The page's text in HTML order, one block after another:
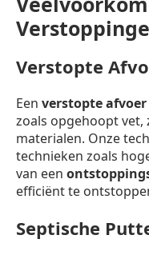
Verstopte
Een verstopte afvoer
zoals opgehoopt
materialen. Onze
technieken zoals
van een
efficiënt te
Septische